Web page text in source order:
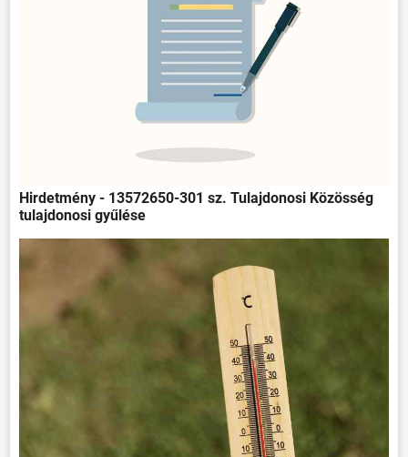
Hirdetmény - 13572650-301 sz. Tulajdonosi Közösség
tulajdonosi gyűlése